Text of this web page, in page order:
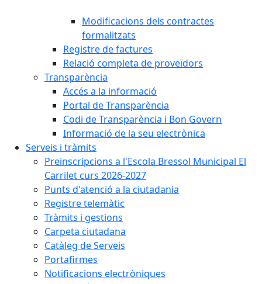
Modificacions dels contractes
formalitzats
Registre de factures
Relació completa de proveïdors
Transparència
Accés a la informació
Portal de Transparència
Codi de Transparència i Bon Govern
Informació de la seu electrònica
Serveis i tràmits
Preinscripcions a l'Escola Bressol Municipal El
Carrilet curs 2026-2027
Punts d'atenció a la ciutadania
Registre telemàtic
Tràmits i gestions
Carpeta ciutadana
Catàleg de Serveis
Portafirmes
Notificacions electròniques